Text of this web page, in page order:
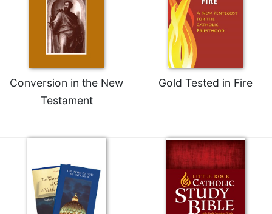
Interreligious
Monasticism
History
Thomas
Periodicals
Conversion in the New
Testament
Gold Tested in Fire